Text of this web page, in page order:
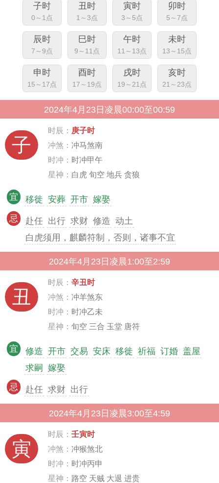
子时
0～1点
丑时
1～3点
寅时
3～5点
卯时
5～7点
辰时
7～9点
巳时
9～11点
午时
11～13点
未时
13～15点
申时
15～17点
酉时
17～19点
戌时
19～21点
亥时
21～23点
2024年4月23日凌晨00:00至00:59
子
时辰： 庚子时
冲煞： 冲马煞南
时冲： 时冲甲午
星神： 白虎 旬空 地兵 贪狼
宜 移徙 安葬 开市 嫁娶
忌 赴任 出行 求财 修造 动土
白虎须用，麒麟符制，否则，诸事不宜
2024年4月23日凌晨1:00至2:59
丑
时辰： 辛丑时
冲煞： 冲羊煞东
时冲： 时冲乙未
星神： 旬空 三合 玉堂 唐符
宜 修造 开市 交易 安床 移徙 祈福 订婚 盖屋
求嗣 嫁娶
忌 赴任 求财 出行
2024年4月23日凌晨3:00至4:59
寅
时辰： 壬寅时
冲煞： 冲猴煞北
时冲： 时冲丙申
星神： 路空 天贼 大退 进贵